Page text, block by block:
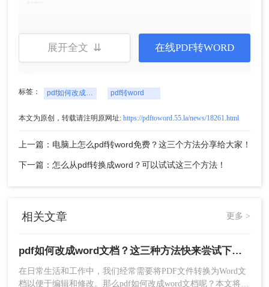
2、打开软件就是默认pdf转word
3、如果你想要批量转换文件可以一次选中多个文件
加入，也可以直接添加文件夹，然后点击开始转
换。
展开全文 ⇊ 在线PDF转WORD
标签： pdf如何改成word文档 pdf转word
本文为原创，转载请注明原网址: https://pdftoword.55.la/news/18261.html
上一篇：电脑上怎么pdf转word免费？这三个方法分享给大家！
下一篇：怎么从pdf转换成word？可以试试这三个方法！
相关文章 更多 >
pdf如何改成word文档？这三种方法快来尝试下吧 ！
在日常生活和工作中，我们经常需要将PDF文件转换为Word文
档以便于编辑和修改。那么pdf如何改成word文档呢？本文将介